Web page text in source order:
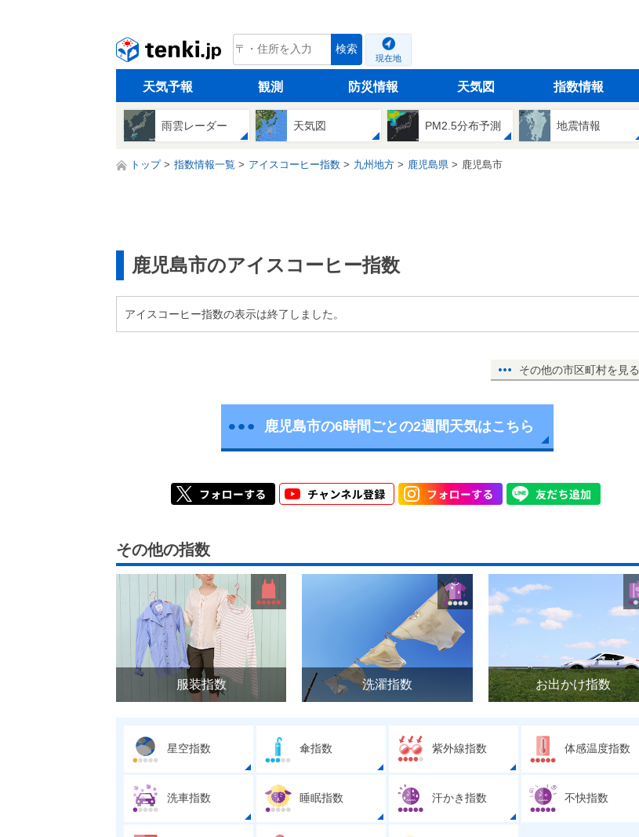
tenki.jp 検索
現在地
天気予報 観測 防災情報 天気図 指数情報
雨雲レーダー 天気図 PM2.5分布予測 地震情報
トップ 指数情報一覧 アイスコーヒー指数 九州地方 鹿児島県 鹿児島市
鹿児島市のアイスコーヒー指数
アイスコーヒー指数の表示は終了しました。
その他の市区町村を見る
鹿児島市の6時間ごとの2週間天気はこちら
その他の指数
服装指数 洗濯指数 お出かけ指数
星空指数 傘指数 紫外線指数 体感温度指数
洗車指数 睡眠指数 汗かき指数 不快指数